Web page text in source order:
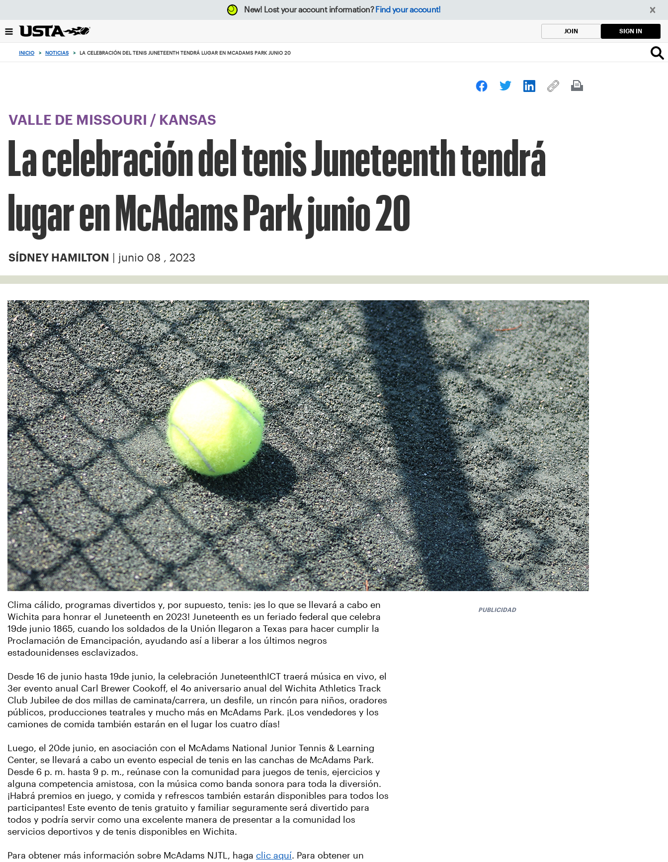
el
botón
New! Lost your account information? Find your account!
JOIN SIGN IN
INICIO > NOTICIAS > LA CELEBRACIÓN DEL TENIS JUNETEENTH TENDRÁ LUGAR EN MCADAMS PARK JUNIO 20
VALLE DE MISSOURI / KANSAS
La celebración del tenis Juneteenth tendrá
lugar en McAdams Park junio 20
SÍDNEY HAMILTON | junio 08 , 2023
Clima cálido, programas divertidos y, por supuesto, tenis: ¡es lo que se llevará a cabo en
Wichita para honrar el Juneteenth en 2023! Juneteenth es un feriado federal que celebra
19de junio 1865, cuando los soldados de la Unión llegaron a Texas para hacer cumplir la
Proclamación de Emancipación, ayudando así a liberar a los últimos negros
estadounidenses esclavizados.
Desde 16 de junio hasta 19de junio, la celebración JuneteenthICT traerá música en vivo, el
3er evento anual Carl Brewer Cookoff, el 4o aniversario anual del Wichita Athletics Track
Club Jubilee de dos millas de caminata/carrera, un desfile, un rincón para niños, oradores
públicos, producciones teatrales y mucho más en McAdams Park. ¡Los vendedores y los
camiones de comida también estarán en el lugar los cuatro días!
Luego, el 20de junio, en asociación con el McAdams National Junior Tennis & Learning
Center, se llevará a cabo un evento especial de tenis en las canchas de McAdams Park.
Desde 6 p. m. hasta 9 p. m., reúnase con la comunidad para juegos de tenis, ejercicios y
alguna competencia amistosa, con la música como banda sonora para toda la diversión.
¡Habrá premios en juego, y comida y refrescos también estarán disponibles para todos los
participantes! Este evento de tenis gratuito y familiar seguramente será divertido para
todos y podría servir como una excelente manera de presentar a la comunidad los
servicios deportivos y de tenis disponibles en Wichita.
Para obtener más información sobre McAdams NJTL, haga clic aquí. Para obtener un
PUBLICIDAD